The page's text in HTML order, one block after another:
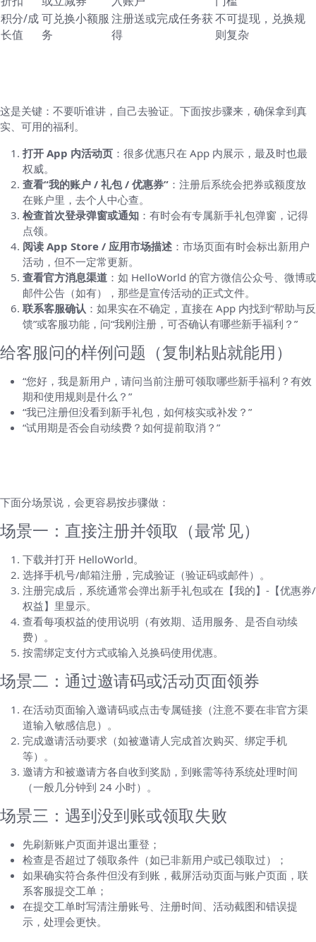
积分/成
长值
可兑换小额服
务
注册送或完成任务获
得
不可提现，兑换规
则复杂
这是关键：不要听谁讲，自己去验证。下面按步骤来，确保拿到真
实、可用的福利。
打开 App 内活动页 ：很多优惠只在 App 内展示，最及时也最
权威。
查看“我的账户 / 礼包 / 优惠券” ：注册后系统会把券或额度放
在账户里，去个人中心查。
检查首次登录弹窗或通知 ：有时会有专属新手礼包弹窗，记得
点领。
阅读 App Store / 应用市场描述 ：市场页面有时会标出新用户
活动，但不一定常更新。
查看官方消息渠道 ：如 HelloWorld 的官方微信公众号、微博或
邮件公告（如有），那些是宣传活动的正式文件。
联系客服确认 ：如果实在不确定，直接在 App 内找到“帮助与反
馈”或客服功能，问“我刚注册，可否确认有哪些新手福利？”
给客服问的样例问题（复制粘贴就能用）
“您好，我是新用户，请问当前注册可领取哪些新手福利？有效
期和使用规则是什么？”
“我已注册但没看到新手礼包，如何核实或补发？”
“试用期是否会自动续费？如何提前取消？”
下面分场景说，会更容易按步骤做：
场景一：直接注册并领取（最常见）
下载并打开 HelloWorld。
选择手机号/邮箱注册，完成验证（验证码或邮件）。
注册完成后，系统通常会弹出新手礼包或在【我的】-【优惠券/
权益】里显示。
查看每项权益的使用说明（有效期、适用服务、是否自动续
费）。
按需绑定支付方式或输入兑换码使用优惠。
场景二：通过邀请码或活动页面领券
在活动页面输入邀请码或点击专属链接（注意不要在非官方渠
道输入敏感信息）。
完成邀请活动要求（如被邀请人完成首次购买、绑定手机
等）。
邀请方和被邀请方各自收到奖励，到账需等待系统处理时间
（一般几分钟到 24 小时）。
场景三：遇到没到账或领取失败
先刷新账户页面并退出重登；
检查是否超过了领取条件（如已非新用户或已领取过）；
如果确实符合条件但没有到账，截屏活动页面与账户页面，联
系客服提交工单；
在提交工单时写清注册账号、注册时间、活动截图和错误提
示，处理会更快。